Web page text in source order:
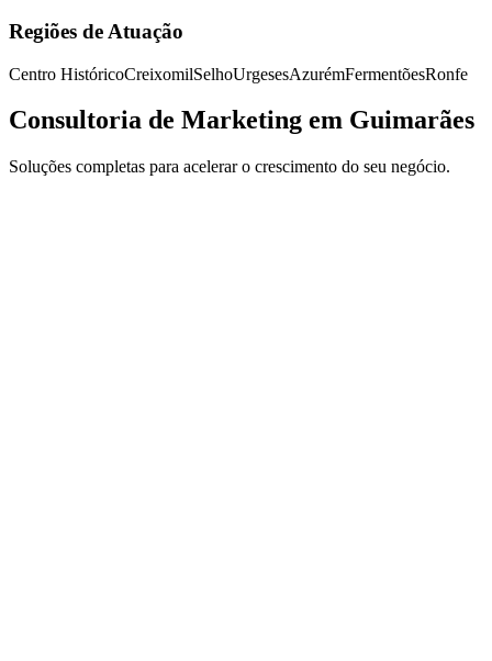
Regiões de Atuação
Centro HistóricoCreixomilSelhoUrgesesAzurémFermentõesRonfe
Consultoria de Marketing em Guimarães
Soluções completas para acelerar o crescimento do seu negócio.